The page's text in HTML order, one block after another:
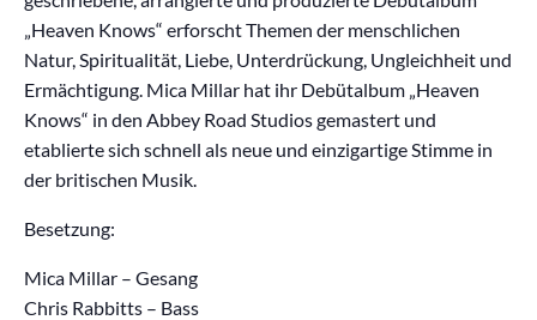
„Heaven Knows“ erforscht Themen der menschlichen
Natur, Spiritualität, Liebe, Unterdrückung, Ungleichheit und
Ermächtigung. Mica Millar hat ihr Debütalbum „Heaven
Knows“ in den Abbey Road Studios gemastert und
etablierte sich schnell als neue und einzigartige Stimme in
der britischen Musik.
Besetzung:
Mica Millar – Gesang
Chris Rabbitts – Bass